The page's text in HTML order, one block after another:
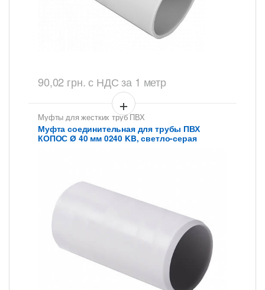
90,02 грн. с НДС за 1 метр
Муфты для жестких труб ПВХ
Муфта соединительная для трубы ПВХ
КОПОС Ø 40 мм 0240 KB, светло-серая